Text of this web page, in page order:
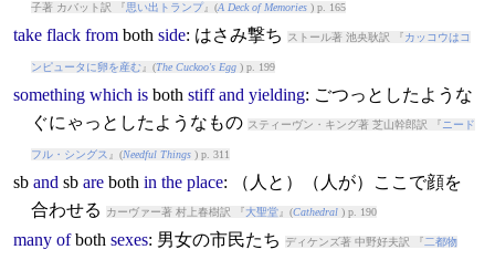
子著 カバット訳 『思い出トランプ』(A Deck of Memories) p. 165
take flack from both side: はさみ撃ち ストール著 池央耿訳 『 カッコウはコ
ンピュータに卵を産む』(The Cuckoo's Egg) p. 199
something which is both stiff and yielding: ごつっとしたような
ぐにゃっとしたようなもの スティーヴン・キング著 芝山幹郎訳 『 ニード
フル・シングス 』(Needful Things) p. 311
sb andsb are both in the place: （人と）（人が）ここで顔を
合わせる
カーヴァー著 村上春樹訳 『 大聖堂』(Cathedral) p. 190
many of both sexes: 男女の市民たち ディケンズ著 中野好夫訳 『二都物